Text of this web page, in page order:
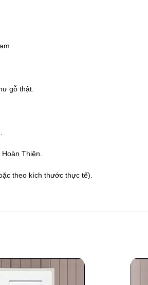
gỗ thật.
Thiện.
theo kích thước thực tế).